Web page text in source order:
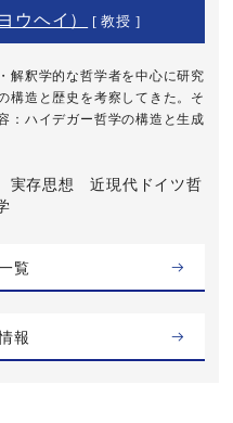
ヘイ） [ 教授 ]
解釈学的な哲学者を中心に研究
構造と歴史を考察してきた。そ
：ハイデガー哲学の構造と生成
存思想 近現代ドイツ哲
覧
報